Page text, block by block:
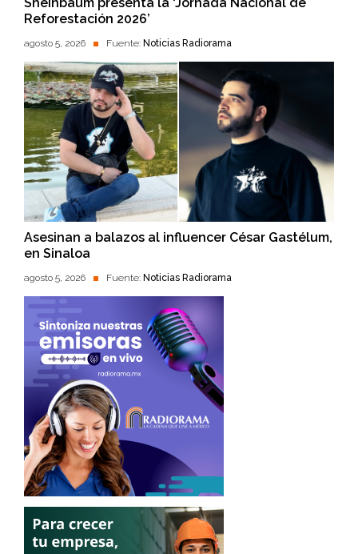
Reforestación 2026’
agosto 5, 2026 Fuente: Noticias Radiorama
Asesinan a balazos al influencer César Gastélum,
en Sinaloa
agosto 5, 2026 Fuente: Noticias Radiorama